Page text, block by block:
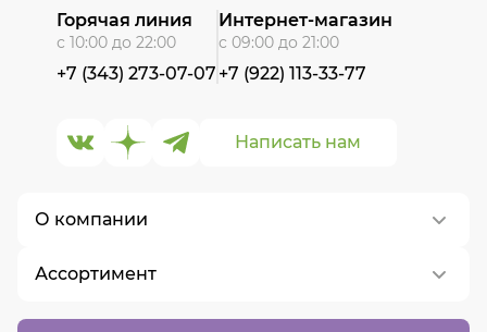
О компании
О нас
Контакты
Ассортимент
Написать нам
Горячая линия
с 10:00 до 22:00
+7 (343) 273-07-07
Интернет-магазин
с 09:00 до 21:00
+7 (922) 113-33-77